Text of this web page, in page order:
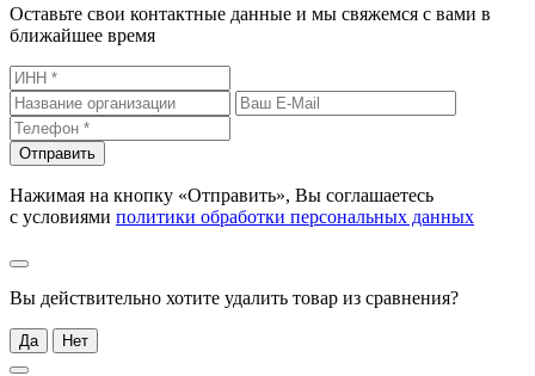
Оставьте свои контактные данные и мы свяжемся с вами в
ближайшее время
Отправить
Нажимая на кнопку «Отправить», Вы соглашаетесь
с условиями политики обработки персональных данных
Вы действительно хотите удалить товар из сравнения?
Да Нет